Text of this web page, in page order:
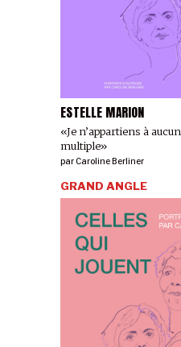
ESTELLE MARION
«Je n’appartiens à
multiple»
parCaroline Berliner
GRAND ANGLE